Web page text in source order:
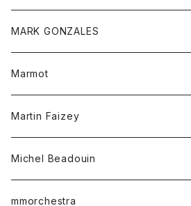
ベスト
ポロシャツ
ロングスリーブTシャツ
チュニック
ワンピース
Tシャツ
靴
MARK GONZALES
トップス
Tシャツ
Marmot
Martin Faizey
ベルト
Michel Beadouin
トップス
mmorchestra